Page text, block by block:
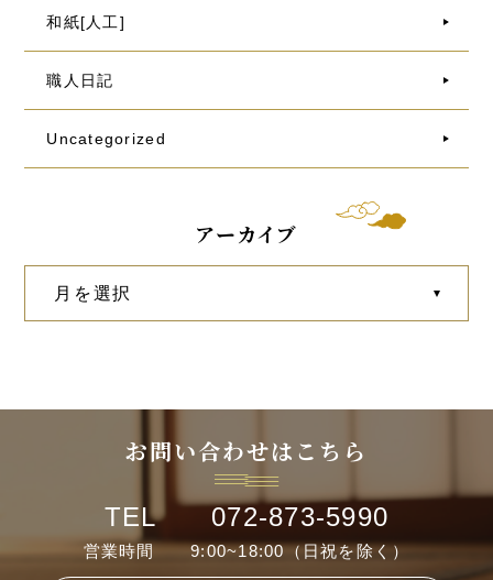
和紙[人工]
職人日記
Uncategorized
アーカイブ
お問い合わせはこちら
TEL 072-873-5990
営業時間 9:00~18:00（日祝を除く）